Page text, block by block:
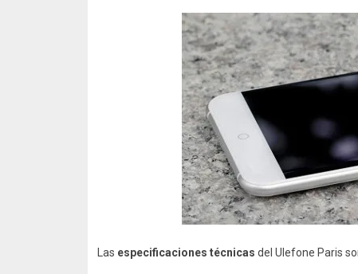
Las especificaciones técnicas del Ulefone Paris